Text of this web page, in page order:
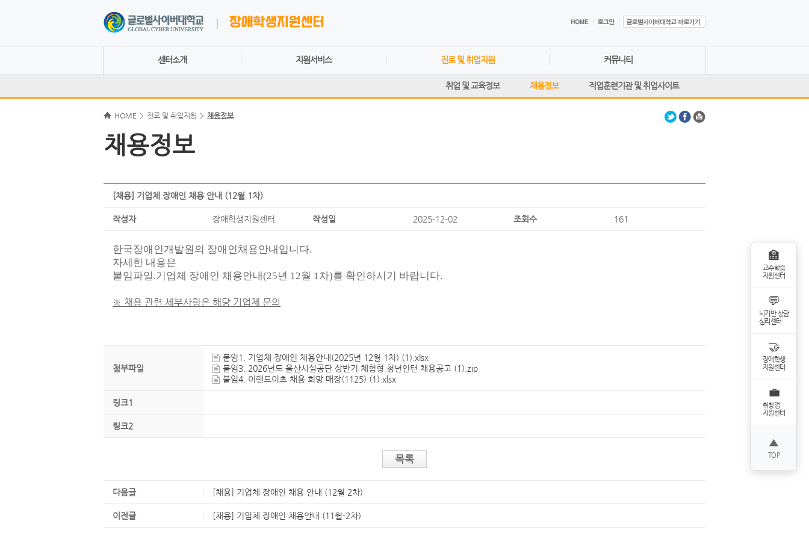
센터소개 지원서비스 진로 및 취업지원
취업 및 교육정보 채용정보 직업훈련기관 및 취업사이트
커뮤니티
HOME > 진로 및 취업지원 > 채용정보
채용정보
[채용] 기업체 장애인 채용 안내 (12월 1차)
작성자 장애학생지원센터 작성일 2025-12-02 조회수 161
한국장애인개발원의 장애인채용안내입니다.
자세한 내용은
붙임파일.기업체 장애인 채용안내(25년 12월 1차)를 확인하시기 바랍니다.
※ 채용 관련 세부사항은 해당 기업체 문의
첨부파일
붙임1. 기업체 장애인 채용안내(2025년 12월 1차) (1).xlsx
붙임3. 2026년도 울산시설공단 상반기 체험형 청년인턴 채용공고 (1).zip
붙임4. 이랜드이츠 채용 희망 매장(1125) (1).xlsx
링크1
링크2
목록
다음글 [채용] 기업체 장애인 채용 안내 (12월 2차)
이전글 [채용] 기업체 장애인 채용안내 (11월-2차)
🏫
교수학습
지원센터
💬
뇌기반 상담
심리센터
🤝
장애학생
지원센터
💼
취창업
지원센터
▲
TOP